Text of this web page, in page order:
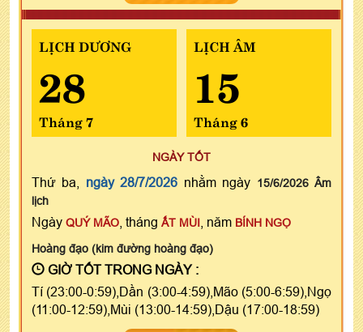
LỊCH DƯƠNG
28
Tháng 7
LỊCH ÂM
15
Tháng 6
NGÀY TỐT
Thứ ba, ngày 28/7/2026 nhằm ngày 15/6/2026 Âm
lịch
Ngày QUÝ MÃO , tháng ẤT MÙI , năm BÍNH NGỌ
Hoàng đạo (kim đường hoàng đạo)
GIỜ TỐT TRONG NGÀY :
Tí (23:00-0:59),Dần (3:00-4:59),Mão (5:00-6:59),Ngọ
(11:00-12:59),Mùi (13:00-14:59),Dậu (17:00-18:59)